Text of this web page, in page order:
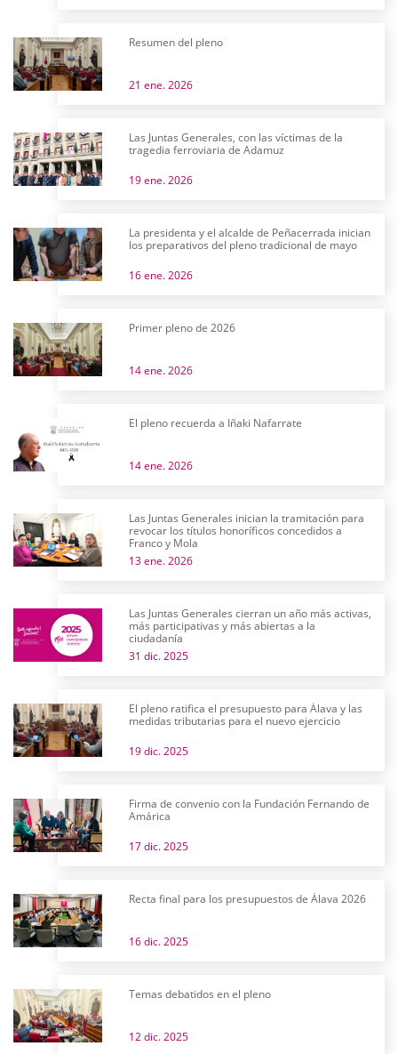
Resumen del pleno
21 ene. 2026
Las Juntas Generales, con las víctimas de la
tragedia ferroviaria de Adamuz
19 ene. 2026
La presidenta y el alcalde de Peñacerrada inician
los preparativos del pleno tradicional de mayo
16 ene. 2026
Primer pleno de 2026
14 ene. 2026
El pleno recuerda a Iñaki Nafarrate
14 ene. 2026
Las Juntas Generales inician la tramitación para
revocar los títulos honoríficos concedidos a
Franco y Mola
13 ene. 2026
Las Juntas Generales cierran un año más activas,
más participativas y más abiertas a la
ciudadanía
31 dic. 2025
El pleno ratifica el presupuesto para Álava y las
medidas tributarias para el nuevo ejercicio
19 dic. 2025
Firma de convenio con la Fundación Fernando de
Amárica
17 dic. 2025
Recta final para los presupuestos de Álava 2026
16 dic. 2025
Temas debatidos en el pleno
12 dic. 2025